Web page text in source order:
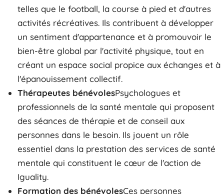
telles que le football, la course à pied et d'autres
activités récréatives. Ils contribuent à développer
un sentiment d'appartenance et à promouvoir le
bien-être global par l'activité physique, tout en
créant un espace social propice aux échanges et à
l'épanouissement collectif.
Thérapeutes bénévolesPsychologues et
professionnels de la santé mentale qui proposent
des séances de thérapie et de conseil aux
personnes dans le besoin. Ils jouent un rôle
essentiel dans la prestation des services de santé
mentale qui constituent le cœur de l'action de
Iguality.
Formation des bénévolesCes personnes